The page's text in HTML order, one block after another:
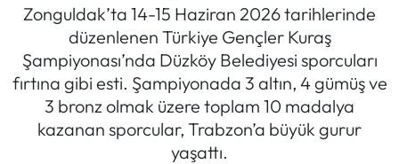
Zonguldak’ta 14-15 Haziran 2026 tarihlerinde
düzenlenen Türkiye Gençler Kuraş
Şampiyonası’nda Düzköy Belediyesi sporcuları
fırtına gibi esti. Şampiyonada 3 altın, 4 gümüş ve
3 bronz olmak üzere toplam 10 madalya
kazanan sporcular, Trabzon’a büyük gurur
yaşattı.
Politik Kulis
Dünya
Magazin
Son Dakika Haberleri
Haber Arşivi